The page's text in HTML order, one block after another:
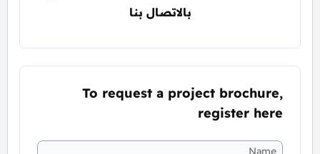
بالاتصال بنا
To request a project brochure,
register here